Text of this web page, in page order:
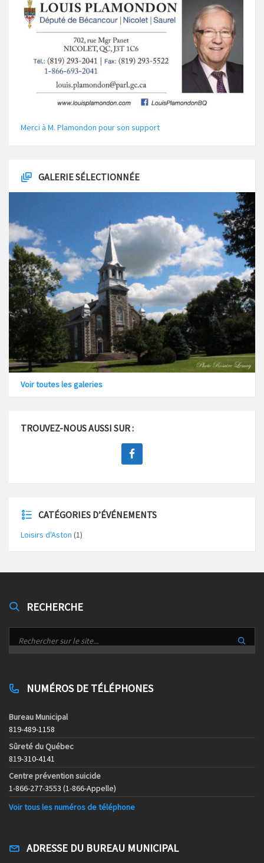
Merci à M. Plamondon pour son support
GALERIE SÉLECTIONNÉE
Voir toutes les galeries
TROUVEZ-NOUS AUSSI SUR :
CATÉGORIES D’ÉVÉNEMENTS
Loisirs d'Aston (1)
RECHERCHE
NUMÉROS DE TÉLÉPHONES
Bureau Municipal
819-489-1158
Sûreté du Québec
819-310-4141
Centre prévention suicide
1-866-277-3553 (1-866-Appelle)
Voir tous les numéros de téléphone
ADRESSE DU BUREAU MUNICIPAL